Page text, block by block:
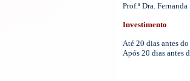
Prof.ª Dra.
Investimento
Até 20 dias antes
Após 20 dias antes